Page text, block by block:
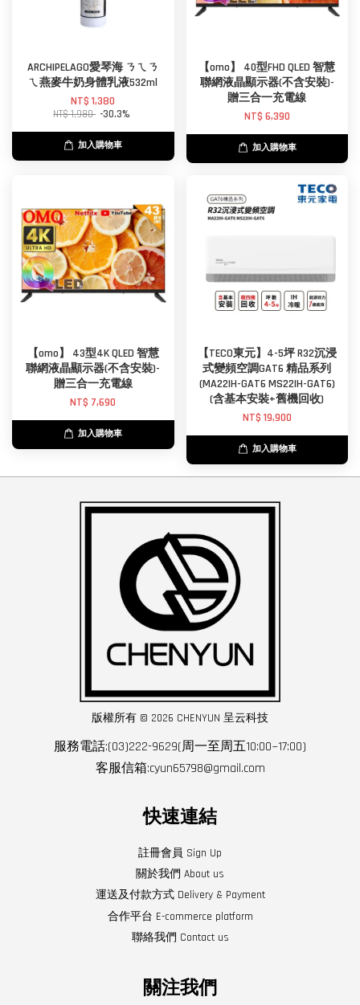
ARCHIPELAGO愛琴海 ㄋㄟㄋ
ㄟ燕麥牛奶身體乳液532ml
NT$ 1,380
NT$ 1,980 -30.3%
加入購物車
【omo】 40型FHD QLED 智慧
聯網液晶顯示器(不含安裝)-
贈三合一充電線
NT$ 6,390
加入購物車
【omo】 43型4K QLED 智慧
聯網液晶顯示器(不含安裝)-
贈三合一充電線
NT$ 7,690
加入購物車
【TECO東元】4-5坪 R32沉浸
式變頻空調GAT6 精品系列
(MA22IH-GAT6 MS22IH-GAT6)
(含基本安裝+舊機回收)
NT$ 19,900
加入購物車
版權所有 © 2026 CHENYUN 呈云科技
服務電話:(03)222-9629(周一至周五10:00~17:00)
客服信箱:cyun65798@gmail.com
快速連結
註冊會員 Sign Up
關於我們 About us
運送及付款方式 Delivery & Payment
合作平台 E-commerce platform
聯絡我們 Contact us
關注我們